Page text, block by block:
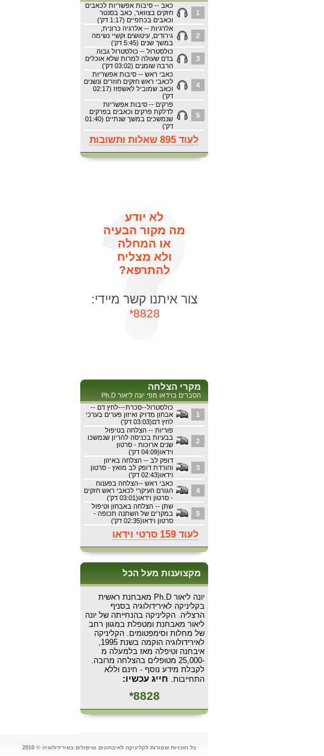
כאב -- סיבות אפשריות לכאבים
חזקים בצוואר, כאב בסנטר
וכאבים בכתפיים (1:17 דק')
1
אלרגיות -- אלרגיה כרונית,
גירודים, עיטושים וקשיי נשימה
במשך שנים (5:45 דק')
2
כולסטרול -- כולסטרול גבוה
בדם שעולה למרות שלא אוכלים
הרבה שומנים (03:02 דק')
3
כאבי ראש -- סיבות אפשריות
לכאבי ראש חזקים חוזרים ונשנים
וכאב שמוביל לאשפוז (02:17
דק')
4
פרקים -- סיבות אפשריות
לדלקת פרקים וכאבים בפרקים
שנמשכים במשך שנתיים (01:40
דק')
5
לעוד 895 שאלות ותשובות
לא יודע
מה מקור הבעיה
או המחלה
ולא מצליח
להתרפא?
צור איתנו קשר מיידי:
8828*
מקרי הצלחה
הסברים בוידאו מפי יונה ליאור Ph.D
כולסטרול--סכרת---לחץ דם --
אבחון מדויק ואיזון פערים בערכי
לחץ דם(03:03 דק')
1
פוריות -- הצלחה בטיפול
בבעיות בכניסה להריון שנמשכו
שנים ארוכות - סרטון
וידאו(04:09 דק')
2
דופק לב -- הצלחה באיזון
והורדת דופק לב מואץ - סרטון
וידאו(02:43 דק')
3
כאבי ראש --הצלחה בפענוח
הגורם העיקרי לכאבי ראש חזקים
- סרטון וידאו(03:01 דק')
4
שתן -- הצלחה באבחון וטיפול
במקרים של השתנה תכופה -
סרטון וידאו(02:35 דק')
5
לעוד 159 סרטי וידאו
מקצוענות מעל הכל
יונה ליאור Ph.D מאבחנת ראשית
בקליניקה לאירידולוגיה בסניף
הרצליה. הקליניקה בהנחייתה של יונה
ליאור מאבחנת ומטפלת במגוון רחב
של מחלות וסימפטומים. הקליניקה
לאירידולוגיה הוקמה בשנת 1995,
איבחנה וטיפלה מאז בלמעלה מ
-25,000 מטופלים בהצלחה מרובה.
לקבלת מידע נוסף - חינם וללא
התחייבות. חייג עכשיו:
8828*
כל הזכויות שמורות לקליניקה לאיבחונים וטיפולים באירידולוגיה © 2010